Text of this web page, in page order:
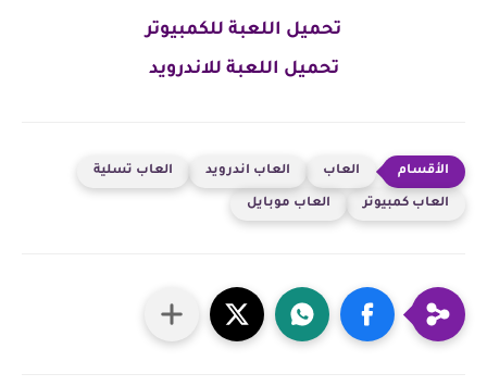
تحميل اللعبة للكمبيوتر
تحميل اللعبة للاندرويد
العاب العاب اندرويد العاب تسلية
العاب كمبيوتر العاب موبايل